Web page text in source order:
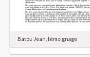
Batou Jean, témoignage